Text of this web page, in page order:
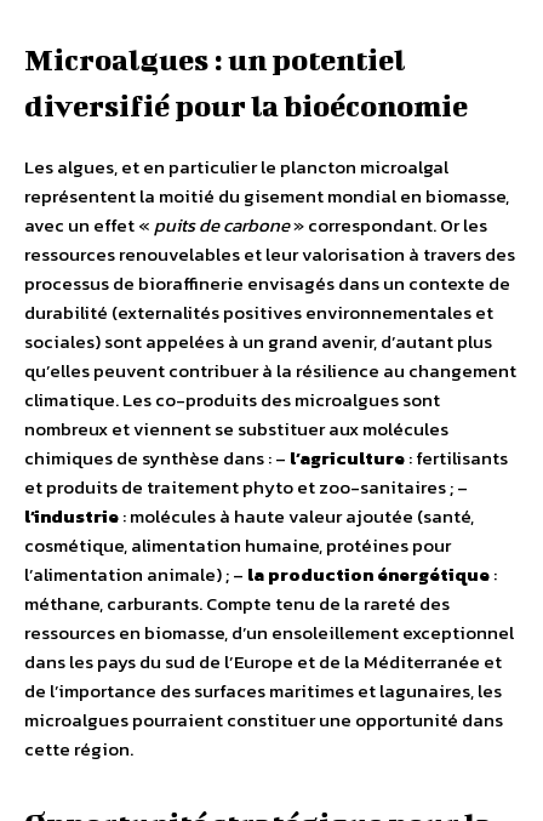
Microalgues : un potentiel
diversifié pour la bioéconomie
Les algues, et en particulier le plancton microalgal
représentent la moitié du gisement mondial en biomasse,
avec un effet « puits de carbone» correspondant. Or les
ressources renouvelables et leur valorisation à travers des
processus de bioraffinerie envisagés dans un contexte de
durabilité (externalités positives environnementales et
sociales) sont appelées à un grand avenir, d’autant plus
qu’elles peuvent contribuer à la résilience au changement
climatique. Les co-produits des microalgues sont
nombreux et viennent se substituer aux molécules
chimiques de synthèse dans : – l’agriculture: fertilisants
et produits de traitement phyto et zoo-sanitaires ; –
l’industrie: molécules à haute valeur ajoutée (santé,
cosmétique, alimentation humaine, protéines pour
l’alimentation animale) ; – la production énergétique:
méthane, carburants. Compte tenu de la rareté des
ressources en biomasse, d’un ensoleillement exceptionnel
dans les pays du sud de l’Europe et de la Méditerranée et
de l’importance des surfaces maritimes et lagunaires, les
microalgues pourraient constituer une opportunité dans
cette région.